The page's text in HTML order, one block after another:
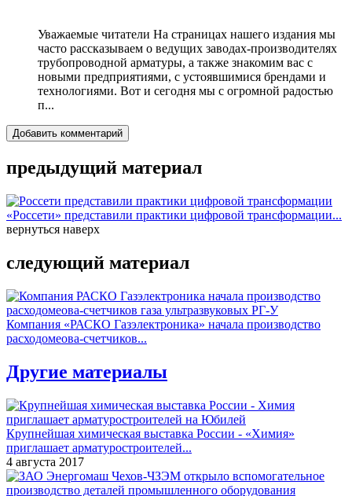
Уважаемые читатели На страницах нашего издания мы
часто рассказываем о ведущих заводах-производителях
трубопроводной арматуры, а также знакомим вас с
новыми предприятиями, с устоявшимися брендами и
технологиями. Вот и сегодня мы с огромной радостью
п...
Добавить комментарий
предыдущий материал
«Россети» представили практики цифровой трансформации...
вернуться наверх
следующий материал
Компания «РАСКО Газэлектроника» начала производство
расходомеова-счетчиков...
Другие материалы
Крупнейшая химическая выставка России - «Химия»
приглашает арматуростроителей...
4 августа 2017